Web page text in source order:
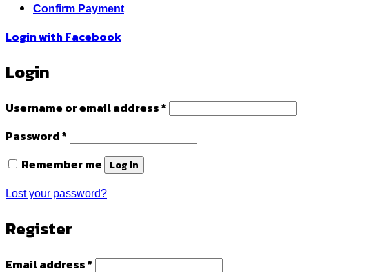
Confirm Payment
Login with Facebook
Login
Username or email address* Required
Password* Required
Remember me
Log in
Lost your password?
Register
Email address* Required